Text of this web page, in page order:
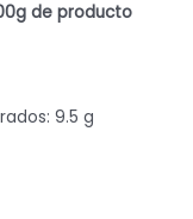
de producto
9.5 g